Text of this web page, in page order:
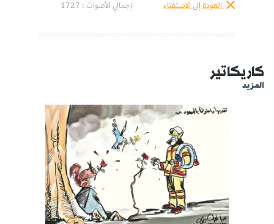
العودة إلى الاستفتاء إجمالي الأصوات : 1727
كاريكاتير
المزيد